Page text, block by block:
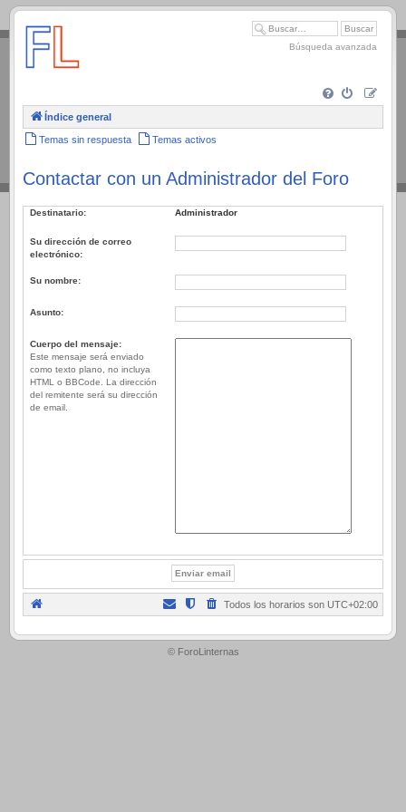
.
Búsqueda avanzada
Índice general
Temas sin respuesta Temas activos
Contactar con un Administrador del Foro
Destinatario: Administrador
Su dirección de correo
electrónico:
Su nombre:
Asunto:
Cuerpo del mensaje:
Este mensaje será enviado
como texto plano, no incluya
HTML o BBCode. La dirección
del remitente será su dirección
de email.
Todos los horarios son UTC+02:00
.
© ForoLinternas